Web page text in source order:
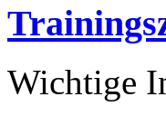
Wichtige